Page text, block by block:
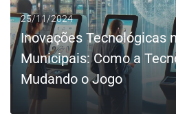
25/11/2024
Inovações Tecnológicas
Municipais: Como a
Mudando o Jogo